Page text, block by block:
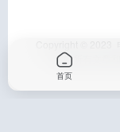
本站所有文章
首页